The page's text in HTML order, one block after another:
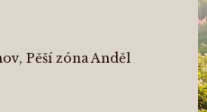
Pěší zóna Anděl